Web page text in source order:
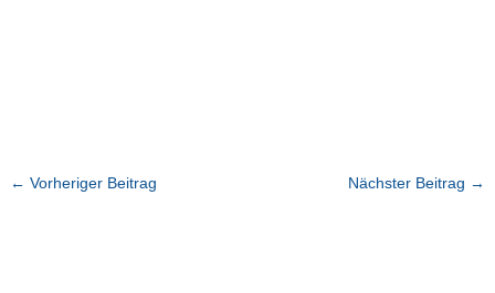
← Vorheriger Beitrag Nächster Beitrag →